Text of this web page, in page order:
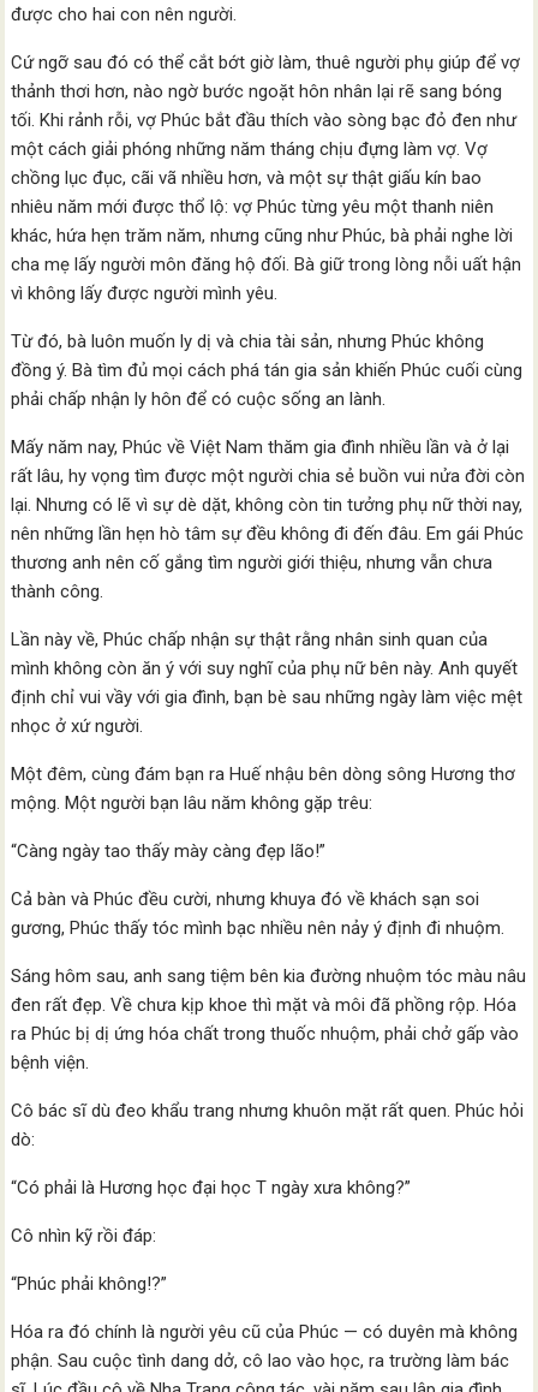
được cho hai con nên người.
Cứ ngỡ sau đó có thể cắt bớt giờ làm, thuê người phụ giúp để vợ
thảnh thơi hơn, nào ngờ bước ngoặt hôn nhân lại rẽ sang bóng
tối. Khi rảnh rỗi, vợ Phúc bắt đầu thích vào sòng bạc đỏ đen như
một cách giải phóng những năm tháng chịu đựng làm vợ. Vợ
chồng lục đục, cãi vã nhiều hơn, và một sự thật giấu kín bao
nhiêu năm mới được thổ lộ: vợ Phúc từng yêu một thanh niên
khác, hứa hẹn trăm năm, nhưng cũng như Phúc, bà phải nghe lời
cha mẹ lấy người môn đăng hộ đối. Bà giữ trong lòng nỗi uất hận
vì không lấy được người mình yêu.
Từ đó, bà luôn muốn ly dị và chia tài sản, nhưng Phúc không
đồng ý. Bà tìm đủ mọi cách phá tán gia sản khiến Phúc cuối cùng
phải chấp nhận ly hôn để có cuộc sống an lành.
Mấy năm nay, Phúc về Việt Nam thăm gia đình nhiều lần và ở lại
rất lâu, hy vọng tìm được một người chia sẻ buồn vui nửa đời còn
lại. Nhưng có lẽ vì sự dè dặt, không còn tin tưởng phụ nữ thời nay,
nên những lần hẹn hò tâm sự đều không đi đến đâu. Em gái Phúc
thương anh nên cố gắng tìm người giới thiệu, nhưng vẫn chưa
thành công.
Lần này về, Phúc chấp nhận sự thật rằng nhân sinh quan của
mình không còn ăn ý với suy nghĩ của phụ nữ bên này. Anh quyết
định chỉ vui vầy với gia đình, bạn bè sau những ngày làm việc mệt
nhọc ở xứ người.
Một đêm, cùng đám bạn ra Huế nhậu bên dòng sông Hương thơ
mộng. Một người bạn lâu năm không gặp trêu:
“Càng ngày tao thấy mày càng đẹp lão!”
Cả bàn và Phúc đều cười, nhưng khuya đó về khách sạn soi
gương, Phúc thấy tóc mình bạc nhiều nên nảy ý định đi nhuộm.
Sáng hôm sau, anh sang tiệm bên kia đường nhuộm tóc màu nâu
đen rất đẹp. Về chưa kịp khoe thì mặt và môi đã phồng rộp. Hóa
ra Phúc bị dị ứng hóa chất trong thuốc nhuộm, phải chở gấp vào
bệnh viện.
Cô bác sĩ dù đeo khẩu trang nhưng khuôn mặt rất quen. Phúc hỏi
dò:
“Có phải là Hương học đại học T ngày xưa không?”
Cô nhìn kỹ rồi đáp:
“Phúc phải không!?”
Hóa ra đó chính là người yêu cũ của Phúc — có duyên mà không
phận. Sau cuộc tình dang dở, cô lao vào học, ra trường làm bác